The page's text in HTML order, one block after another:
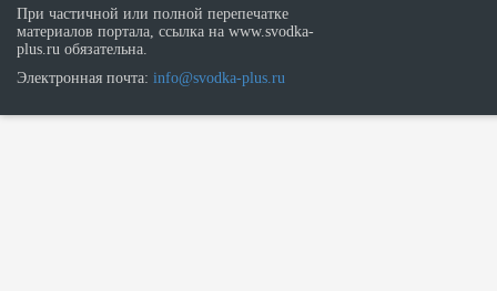
При частичной или полной перепечатке
материалов портала, ссылка на www.svodka-
plus.ru обязательна.
Электронная почта: info@svodka-plus.ru